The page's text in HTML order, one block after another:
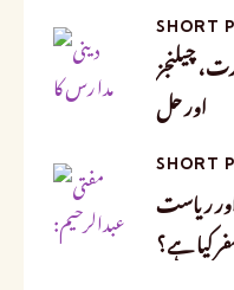
SHORT
چیلنجز
اور حل
SHORT
ریاست
کیا ہے؟